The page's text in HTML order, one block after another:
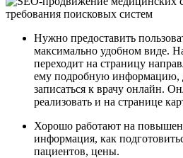
Нужно предоставить
максимально удобном виде.
переходит на страницу
ему подробную информацию,
записаться к врачу онлайн.
реализовать и на странице
Хорошо работают на
информация, как
пациентов, цены.